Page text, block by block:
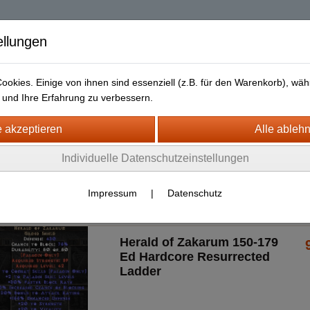
Diablo 2
Liefer- und Versandkosten Widerrufsrecht
+ ROTW Hardcore Ladder
(PC - PS4/5)
Herald of Zakarum 150-179
Ed Hardcore Resurrected
Ladder
Einige von ihnen sind essenziell (z.B. für den Warenkorb),
Ihre Erfahrung zu verbessern.
Individuelle Datenschutzeinstellungen
Impressum | Datenschutz